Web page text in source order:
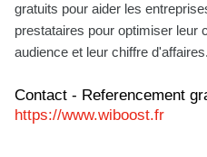
gratuits pour aider les
prestataires pour optimiser leur
audience et leur chiffre d'affaires.
Contact - Referencement
https://www.wiboost.fr